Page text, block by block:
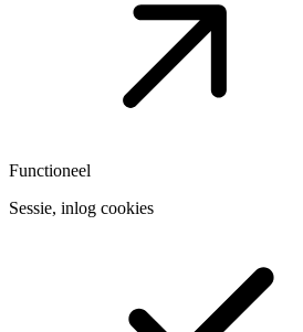
Functioneel
Sessie, inlog cookies